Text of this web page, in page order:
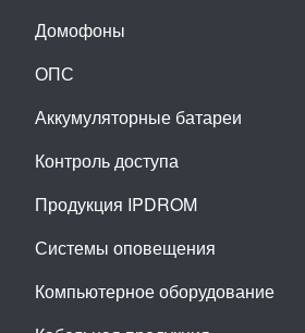
Домофоны
ОПС
Аккумуляторные батареи
Контроль доступа
Продукция IPDROM
Системы оповещения
Компьютерное оборудование